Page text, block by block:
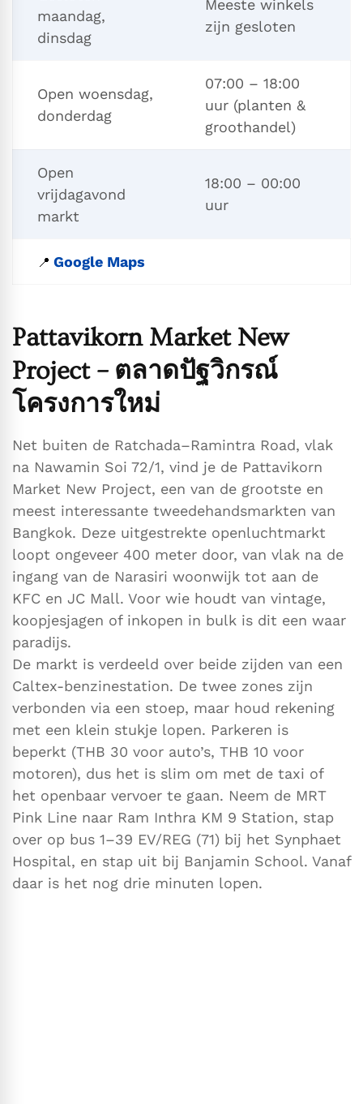
maandag,
dinsdag
Meeste winkels
zijn gesloten
Open woensdag,
donderdag
07:00 – 18:00
uur (planten &
groothandel)
Open
vrijdagavond
markt
18:00 – 00:00
uur
📍 Google Maps
Pattavikorn Market New
Project – ตลาดปัฐวิกรณ์
โครงการใหม่
Net buiten de Ratchada–Ramintra Road, vlak
na Nawamin Soi 72/1, vind je de Pattavikorn
Market New Project, een van de grootste en
meest interessante tweedehandsmarkten van
Bangkok. Deze uitgestrekte openluchtmarkt
loopt ongeveer 400 meter door, van vlak na de
ingang van de Narasiri woonwijk tot aan de
KFC en JC Mall. Voor wie houdt van vintage,
koopjesjagen of inkopen in bulk is dit een waar
paradijs.
De markt is verdeeld over beide zijden van een
Caltex-benzinestation. De twee zones zijn
verbonden via een stoep, maar houd rekening
met een klein stukje lopen. Parkeren is
beperkt (THB 30 voor auto’s, THB 10 voor
motoren), dus het is slim om met de taxi of
het openbaar vervoer te gaan. Neem de MRT
Pink Line naar Ram Inthra KM 9 Station, stap
over op bus 1–39 EV/REG (71) bij het Synphaet
Hospital, en stap uit bij Banjamin School. Vanaf
daar is het nog drie minuten lopen.